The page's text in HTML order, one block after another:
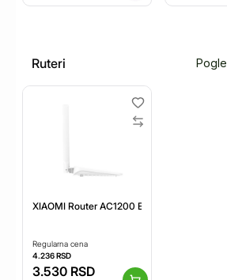
Ruteri
XIAOMI Router AC1200 EU (DVB4330GL)
Regularna cena
4.236RSD
3.530 RSD